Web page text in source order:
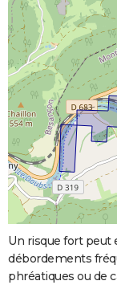
Un risque fort peut
débordements
phréatiques ou de